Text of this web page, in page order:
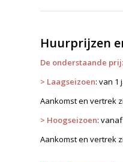
Huurprijzen
De onderstaande
> Laagseizoen: van 1
Aankomst en vertrek
> Hoogseizoen:
Aankomst en vertrek